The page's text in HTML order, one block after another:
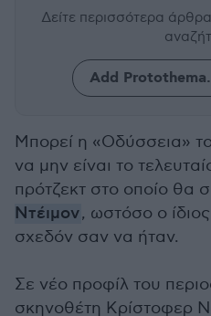
Δείτε περισσότερα
Add
Μπορεί η «Οδύσσεια»
να μην είναι το
πρότζεκτ στο οποίο θα
Ντέιμον, ωστόσο ο
σχεδόν σαν να ήταν.
Σε νέο προφίλ του
σκηνοθέτη Κρίστοφερ